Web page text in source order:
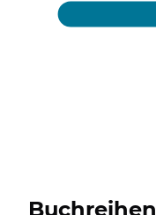
Buchreihen